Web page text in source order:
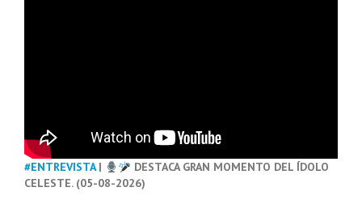
#ENTREVISTA|
DESTACA GRAN MOMENTO DEL ÍDOLO
CELESTE. (05-08-2026)